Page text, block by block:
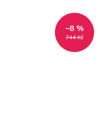
744 Kč
–8 %